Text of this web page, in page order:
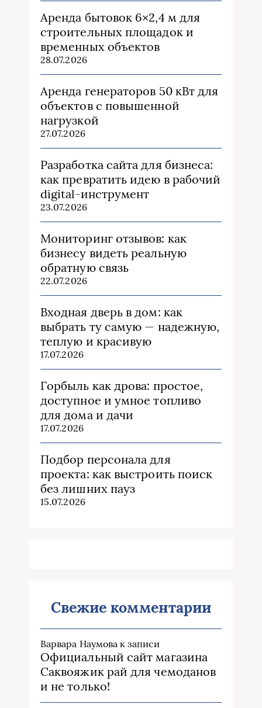
Аренда бытовок 6×2,4 м для
строительных площадок и
временных объектов
28.07.2026
Аренда генераторов 50 кВт для
объектов с повышенной
нагрузкой
27.07.2026
Разработка сайта для бизнеса:
как превратить идею в рабочий
digital-инструмент
23.07.2026
Мониторинг отзывов: как
бизнесу видеть реальную
обратную связь
22.07.2026
Входная дверь в дом: как
выбрать ту самую — надежную,
теплую и красивую
17.07.2026
Горбыль как дрова: простое,
доступное и умное топливо
для дома и дачи
17.07.2026
Подбор персонала для
проекта: как выстроить поиск
без лишних пауз
15.07.2026
Свежие комментарии
Варвара Наумова к записи
Официальный сайт магазина
Саквояжик рай для чемоданов
и не только!